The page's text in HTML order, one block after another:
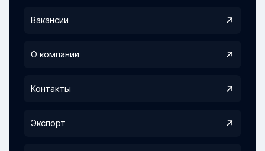
Вакансии
О компании
Контакты
Экспорт